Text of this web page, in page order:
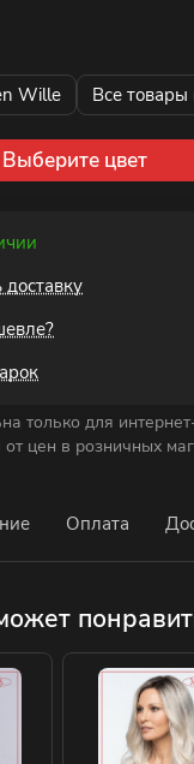
Wille Все товары
Выберите цвет
доставку
только для
цен в розничных
Оплата